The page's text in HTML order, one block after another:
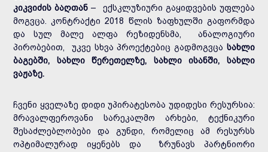
კიკვიძის ბაღთან – ექსკლუზიური გაყიდვების უფლება
მოგვცა. კონტრაქტი 2018 წლის ზაფხულში გაფორმდა
და სულ მალე ალფა რეზიდენსმა, ანალოგიური
პირობებით, უკვე სხვა პროექტებიც გადმოგვცა სახლი
ბაგებში, სახლი წერეთელზე, სახლი ისანში, სახლი
ვაჟაზე.
ჩვენი ყველაზე დიდი უპირატესობა უდიდესი რესურსია:
მრავალფეროვანი სარეკალმო არხები, ტექნიკური
შესაძლებლობები და გუნდი, რომელიც ამ რესურსს
ოპტიმალურად იყენებს და ზრუნავს პარტნიორი